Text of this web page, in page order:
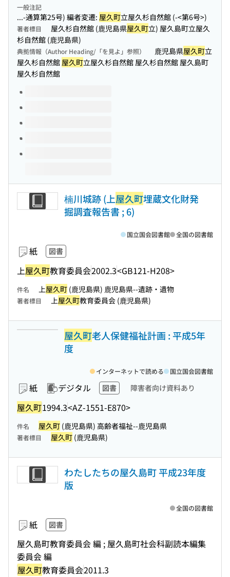
一般注記
...-通算第25号) 編者変遷: 屋久町立屋久杉自然館 (-<第6号>)
著者標目 屋久杉自然館 (鹿児島県屋久町立) 屋久島町立屋久
杉自然館 (鹿児島県)
典拠情報（Author Heading/「を見よ」参照） 鹿児島県屋久町立
屋久杉自然館 屋久町立屋久杉自然館 屋久杉自然館 屋久島町
屋久杉自然館
このタイトルの巻号
楠川城跡 (上屋久町埋蔵文化財発
掘調査報告書 ; 6)
紙 図書
上屋久町教育委員会2002.3<GB121-H208>
国立国会図書館 全国の図書館
件名 上屋久町 (鹿児島県) 鹿児島県--遺跡・遺物
著者標目 上屋久町教育委員会 (鹿児島県)
屋久町老人保健福祉計画 : 平成5年
度
紙 デジタル 図書 障害者向け資料あり
屋久町1994.3<AZ-1551-E870>
インターネットで読める 国立国会図書館
件名 屋久町 (鹿児島県) 高齢者福祉--鹿児島県
著者標目 屋久町 (鹿児島県)
わたしたちの屋久島町 平成23年度
版
紙 図書
屋久島町教育委員会 編 ; 屋久島町社会科副読本編集
委員会 編
屋久町教育委員会2011.3
全国の図書館